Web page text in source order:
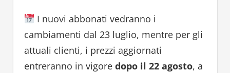
I nuovi abbonati vedranno i
cambiamenti dal 23 luglio, mentre per gli
attuali clienti, i prezzi aggiornati
entreranno in vigore dopo il 22 agosto, a